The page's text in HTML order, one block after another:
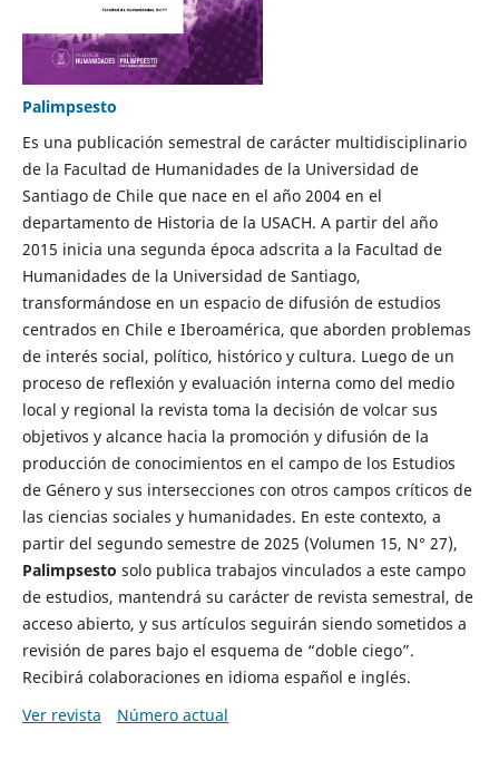
Palimpsesto
Es una publicación semestral de carácter multidisciplinario
de la Facultad de Humanidades de la Universidad de
Santiago de Chile que nace en el año 2004 en el
departamento de Historia de la USACH. A partir del año
2015 inicia una segunda época adscrita a la Facultad de
Humanidades de la Universidad de Santiago,
transformándose en un espacio de difusión de estudios
centrados en Chile e Iberoamérica, que aborden problemas
de interés social, político, histórico y cultura. Luego de un
proceso de reflexión y evaluación interna como del medio
local y regional la revista toma la decisión de volcar sus
objetivos y alcance hacia la promoción y difusión de la
producción de conocimientos en el campo de los Estudios
de Género y sus intersecciones con otros campos críticos de
las ciencias sociales y humanidades. En este contexto, a
partir del segundo semestre de 2025 (Volumen 15, N° 27),
Palimpsesto solo publica trabajos vinculados a este campo
de estudios, mantendrá su carácter de revista semestral, de
acceso abierto, y sus artículos seguirán siendo sometidos a
revisión de pares bajo el esquema de “doble ciego”.
Recibirá colaboraciones en idioma español e inglés.
Ver revista
Número actual